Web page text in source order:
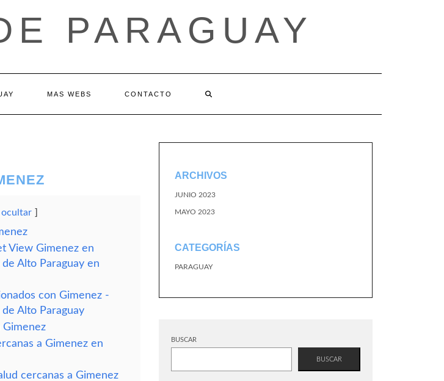
PARAGUAY
MAS WEBS CONTACTO
ocultar
View Gimenez en
Alto Paraguay en
con Gimenez -
Alto Paraguay
a Gimenez en
cercanas a Gimenez
ARCHIVOS
JUNIO 2023
MAYO 2023
CATEGORÍAS
PARAGUAY
BUSCAR
BUSCAR